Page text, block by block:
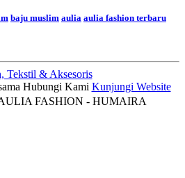
baju muslim aulia aulia fashion terbaru
Tekstil & Aksesoris
Hubungi Kami Kunjungi Website